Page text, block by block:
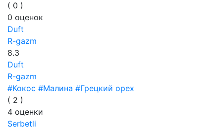
( 0 )
0 оценок
Duft
R-gazm
8.3
Duft
R-gazm
#Кокос #Малина #Грецкий орех
( 2 )
4 оценки
Serbetli